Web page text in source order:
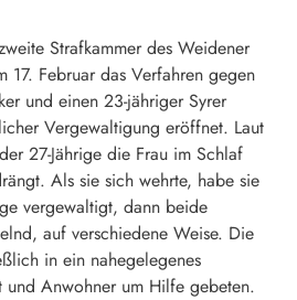
Strafkammer des Weidener
17. Februar das Verfahren gegen
und einen 23-jähriger Syrer
Vergewaltigung eröffnet. Laut
27-Jährige die Frau im Schlaf
Als sie sich wehrte, habe sie
vergewaltigt, dann beide
auf verschiedene Weise. Die
in ein nahegelegenes
und Anwohner um Hilfe gebeten.